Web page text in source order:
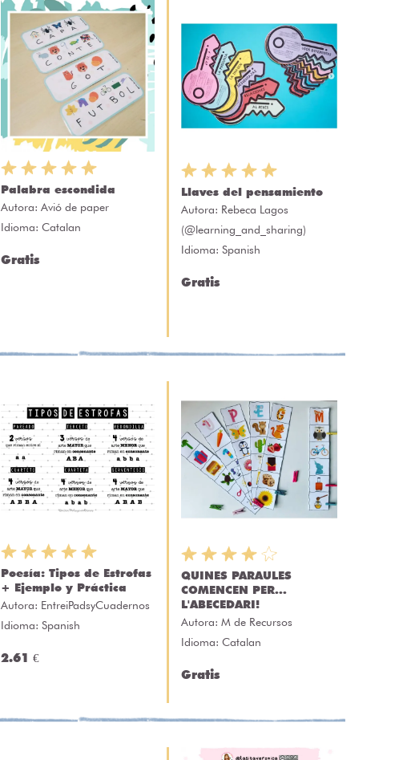
Palabra escondida
Autora: Avió de paper
Idioma: Catalan
Gratis
Llaves del pensamiento
Autora: Rebeca Lagos
(@learning_and_sharing)
Idioma: Spanish
Gratis
Poesía: Tipos de Estrofas
+ Ejemplo y Práctica
Autora: EntreiPadsyCuadernos
Idioma: Spanish
2.61 €
QUINES PARAULES
COMENCEN PER...
L'ABECEDARI!
Autora: M de Recursos
Idioma: Catalan
Gratis